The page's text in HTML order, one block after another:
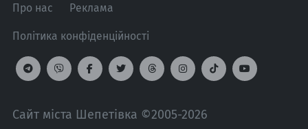
Про нас Реклама
Політика конфіденційності
Сайт міста Шепетівка ©2005-2026